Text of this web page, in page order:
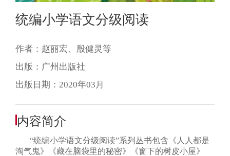
统编小学语文分级阅读
作者：赵丽宏、殷健灵等
出版：广州出版社
出版日期：2020年03月
内容简介
“统编小学语文分级阅读”系列丛书包含《人人都是
淘气鬼》《藏在脑袋里的秘密》《窗下的树皮小屋》